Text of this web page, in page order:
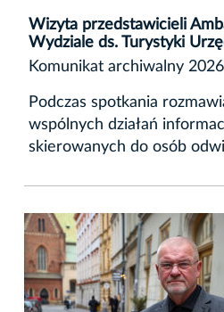
Wizyta przedstawicieli
Wydziale ds. Turystyki
Komunikat archiwalny
Podczas spotkania
wspólnych działań
skierowanych do osób